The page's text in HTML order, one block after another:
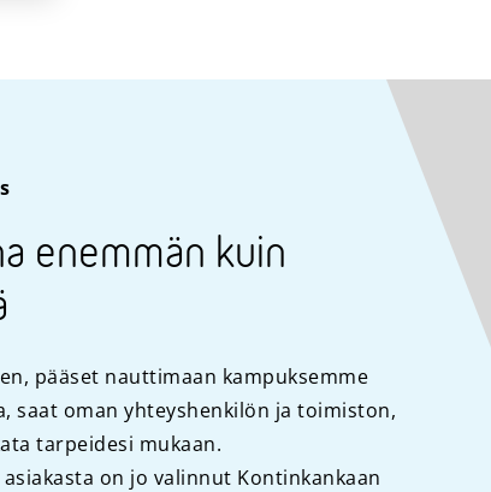
enemmän kuin
pääset nauttimaan kampuksemme
saat oman yhteyshenkilön ja toimiston,
tarpeidesi mukaan.
on jo valinnut Kontinkankaan